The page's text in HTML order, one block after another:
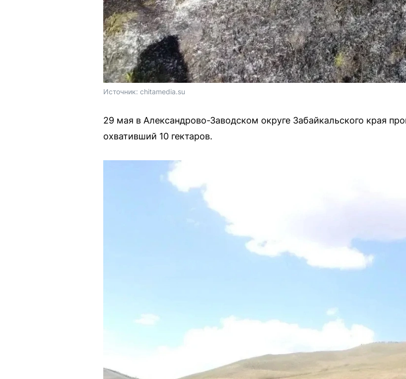
Источник: chitamedia.su
29 мая в Александрово-Заводском округе Забайкальского края
охвативший 10 гектаров.